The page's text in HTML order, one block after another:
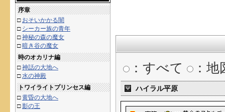
序章
□ おそいかかる闇
□ シーカー族の青年
□神秘の森の魔女
□暗き谷の魔女
時のオカリナ編
□神話の大地へ
□水の神殿
トワイライトプリンセス編
□黄昏の大地へ
□影の王
：すべて ：地
ハイラル平原